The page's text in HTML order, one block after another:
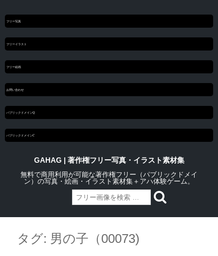
フリー写真
フリーイラスト
フリー絵画
お問い合わせ
パブリックドメインQ
パブリックドメインC
GAHAG | 著作権フリー写真・イラスト素材集
無料で商用利用が可能な著作権フリー（パブリックドメイ
ン）の写真・絵画・イラスト素材集＋アハ体験ゲーム。
contentタグ: 男の子（00073)